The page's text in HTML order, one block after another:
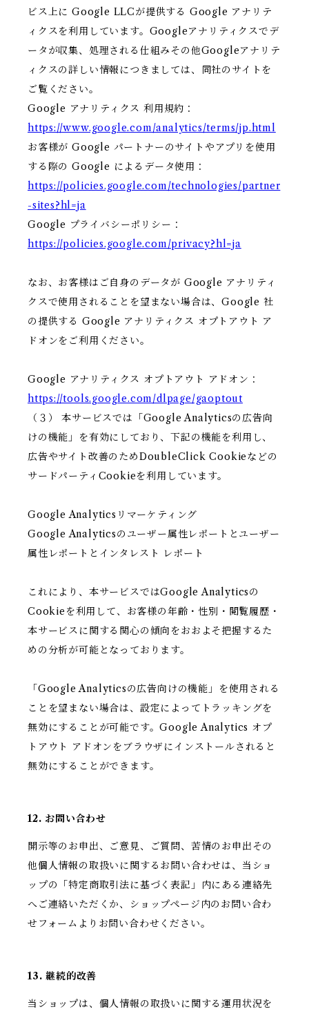
ビス上に Google LLCが提供する Google アナリテ
ィクスを利用しています。Googleアナリティクスでデ
ータが収集、処理される仕組みその他Googleアナリテ
ィクスの詳しい情報につきましては、同社のサイトを
ご覧ください。
Google アナリティクス 利用規約：
https://www.google.com/analytics/terms/jp.html
お客様が Google パートナーのサイトやアプリを使用
する際の Google によるデータ使用：
https://policies.google.com/technologies/partner
-sites?hl=ja
Google プライバシーポリシー：
https://policies.google.com/privacy?hl=ja
なお、お客様はご自身のデータが Google アナリティ
クスで使用されることを望まない場合は、Google 社
の提供する Google アナリティクス オプトアウト ア
ドオンをご利用ください。
Google アナリティクス オプトアウト アドオン：
https://tools.google.com/dlpage/gaoptout
（３） 本サービスでは「Google Analyticsの広告向
けの機能」を有効にしており、下記の機能を利用し、
広告やサイト改善のためDoubleClick Cookieなどの
サードパーティCookieを利用しています。
Google Analyticsリマーケティング
Google Analyticsのユーザー属性レポートとユーザー
属性レポートとインタレスト レポート
これにより、本サービスではGoogle Analyticsの
Cookieを利用して、お客様の年齢・性別・閲覧履歴・
本サービスに関する関心の傾向をおおよそ把握するた
めの分析が可能となっております。
「Google Analyticsの広告向けの機能」を使用される
ことを望まない場合は、設定によってトラッキングを
無効にすることが可能です。Google Analytics オプ
トアウト アドオンをブラウザにインストールされると
無効にすることができます。
12. お問い合わせ
開示等のお申出、ご意見、ご質問、苦情のお申出その
他個人情報の取扱いに関するお問い合わせは、当ショ
ップの「特定商取引法に基づく表記」内にある連絡先
へご連絡いただくか、ショップページ内のお問い合わ
せフォームよりお問い合わせください。
13. 継続的改善
当ショップは、個人情報の取扱いに関する運用状況を